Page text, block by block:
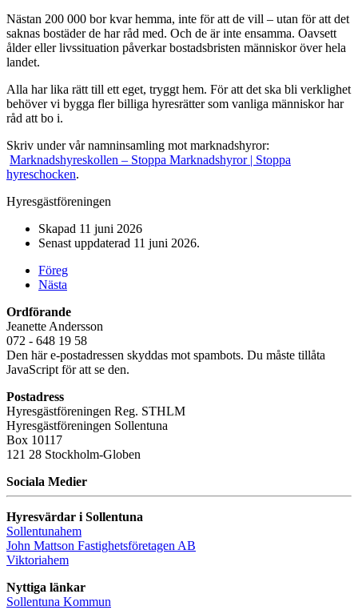
Nästan 200 000 bor kvar hemma, inte för att de vill – utan för att det
saknas bostäder de har råd med. Och de är inte ensamma. Oavsett
ålder eller livssituation påverkar bostadsbristen människor över hela
landet.
Alla har lika rätt till ett eget, tryggt hem. För att det ska bli verklighet
behöver vi bygga fler billiga hyresrätter som vanliga människor har
råd att bo i.
Skriv under vår namninsamling mot marknadshyror:
Marknadshyreskollen – Stoppa Marknadshyror | Stoppa
hyreschocken.
Hyresgästföreningen
Skapad 11 juni 2026
Senast uppdaterad 11 juni 2026.
Föreg
Nästa
Ordförande
Jeanette Andersson
072 - 648 19 58
Den här e-postadressen skyddas mot spambots. Du måste tillåta
JavaScript för att se den.
Postadress
Hyresgästföreningen Reg. STHLM
Hyresgästföreningen Sollentuna
Box 10117
121 28 Stockholm-Globen
Sociala Medier
Hyresvärdar i Sollentuna
Sollentunahem
John Mattson Fastighetsföretagen AB
Viktoriahem
Nyttiga länkar
Sollentuna Kommun